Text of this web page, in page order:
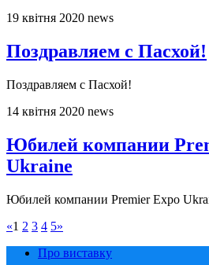
19 квітня 2020 news
Поздравляем с Пасхой!
Поздравляем с Пасхой!
14 квітня 2020 news
Юбилей компании
Ukraine
Юбилей компании Premier Expo
«1 2 3 4 5»
Про виставку